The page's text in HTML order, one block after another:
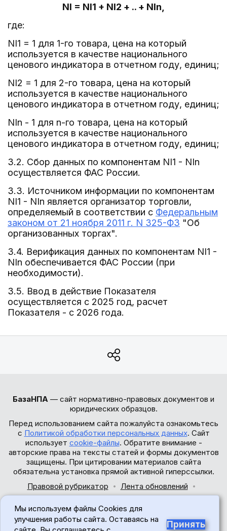
NI = NI1 + NI2 + .. + NIn,
где:
NI1 = 1 для 1-го товара, цена на который
используется в качестве национального
ценового индикатора в отчетном году, единиц;
NI2 = 1 для 2-го товара, цена на который
используется в качестве национального
ценового индикатора в отчетном году, единиц;
NIn - 1 для n-го товара, цена на который
используется в качестве национального
ценового индикатора в отчетном году, единиц;
3.2. Сбор данных по компонентам NI1 - NIn
осуществляется ФАС России.
3.3. Источником информации по компонентам
NI1 - NIn является организатор торговли,
определяемый в соответствии с Федеральным
законом от 21 ноября 2011 г. N 325-ФЗ "Об
организованных торгах".
3.4. Верификация данных по компонентам NI1 -
NIn обеспечивается ФАС России (при
необходимости).
3.5. Ввод в действие Показателя
осуществляется с 2025 год, расчет
Показателя - с 2026 года.
БазаНПА — сайт нормативно-правовых документов и
юридических образцов.
Перед использованием сайта пожалуйста ознакомьтесь
с Политикой обработки персональных данных. Сайт
использует cookie-файлы. Обратите внимание -
авторские права на тексты статей и формы документов
защищены. При цитировании материалов сайта
обязательна установка прямой активной гиперссылки.
Правовой рубрикатор
Лента обновлений
© 2017-2026
Мы используем файлы Cookies для
улучшения работы сайта. Оставаясь на
Принять